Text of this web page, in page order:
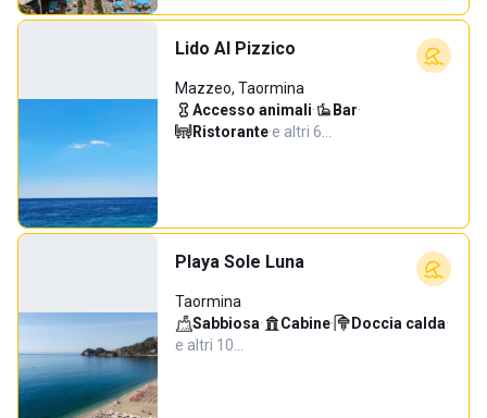
Lido Al Pizzico
Mazzeo, Taormina
Accesso animali· Bar·
Ristorante·e altri 6…
Playa Sole Luna
Taormina
Sabbiosa· Cabine· Doccia calda·
e altri 10…